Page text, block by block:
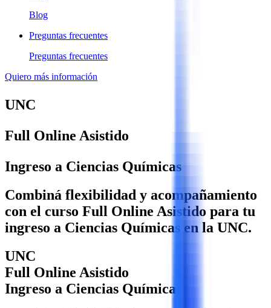
Blog
Preguntas frecuentes
Preguntas frecuentes
Quiero más información
UNC
Full Online Asistido
Ingreso a Ciencias Químicas
Combiná flexibilidad y acompañamiento
con el curso Full Online Asistido para tu
ingreso a Ciencias Químicas en la UNC.
UNC
Full Online Asistido
Ingreso a Ciencias Químicas